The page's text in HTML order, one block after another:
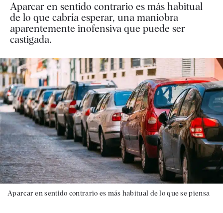
Aparcar en sentido contrario es más habitual
de lo que cabría esperar, una maniobra
aparentemente inofensiva que puede ser
castigada.
Aparcar en sentido contrario es más habitual de lo que se piensa